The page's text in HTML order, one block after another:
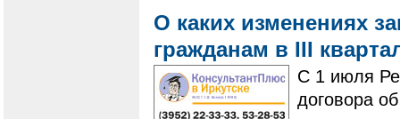
О каких изменениях
гражданам в III
С 1 июля
договора